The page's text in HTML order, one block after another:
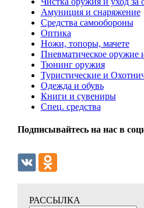
Амуниция и снаряжение
Средства самообороны
Оптика
Ножи, топоры, мачете
Пневматическое оружие
Тюнинг оружия
Туристические и
Одежда и обувь
Книги и сувениры
Спец. средства
Подписывайтесь на нас в
РАССЫЛКА